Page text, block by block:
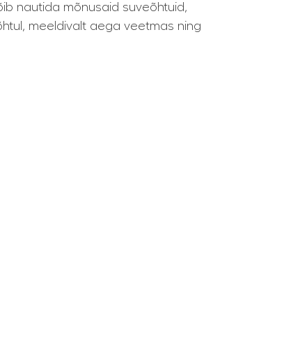
nautida mõnusaid suveõhtuid,
meeldivalt aega veetmas ning